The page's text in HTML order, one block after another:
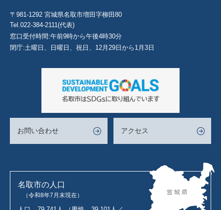
〒981-1292 宮城県名取市増田字柳田80
Tel.022-384-2111(代表)
窓口受付時間:午前9時から午後4時30分
閉庁:土曜日、日曜日、祝日、12月29日から1月3日
お問い合わせ アクセス
名取市の人口
（令和8年7月末現在）